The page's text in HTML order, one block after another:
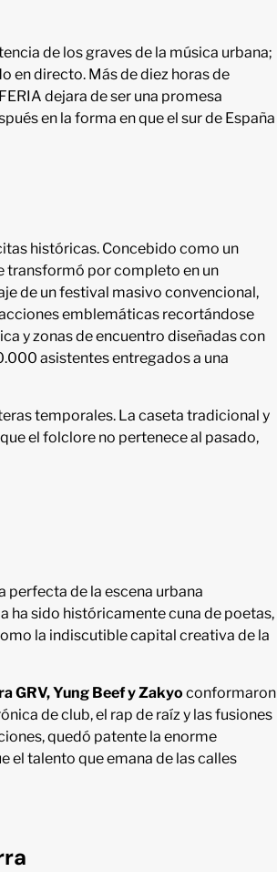
de los graves de la música urbana;
en directo. Más de diez horas de
dejara de ser una promesa
en la forma en que el sur de España
históricas. Concebido como un
transformó por completo en un
de un festival masivo convencional,
emblemáticas recortándose
y zonas de encuentro diseñadas con
asistentes entregados a una
temporales. La caseta tradicional y
el folclore no pertenece al pasado,
perfecta de la escena urbana
ha sido históricamente cuna de poetas,
la indiscutible capital creativa de la
GRV, Yung Beef y Zakyo conformaron
de club, el rap de raíz y las fusiones
quedó patente la enorme
el talento que emana de las calles